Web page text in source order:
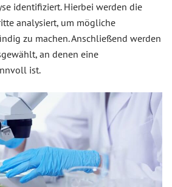
identifiziert. Hierbei werden die
analysiert, um mögliche
zu machen. Anschließend werden
an denen eine
ist.